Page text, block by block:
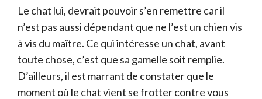
Le chat lui, devrait pouvoir s’en remettre car il
n’est pas aussi dépendant que ne l’est un chien vis
à vis du maître. Ce qui intéresse un chat, avant
toute chose, c’est que sa gamelle soit remplie.
D’ailleurs, il est marrant de constater que le
moment où le chat vient se frotter contre vous